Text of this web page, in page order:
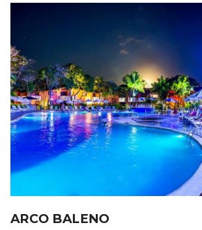
ARCO BALENO